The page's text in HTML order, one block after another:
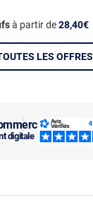
digitale
à partir de28,40€
LES OFFRES